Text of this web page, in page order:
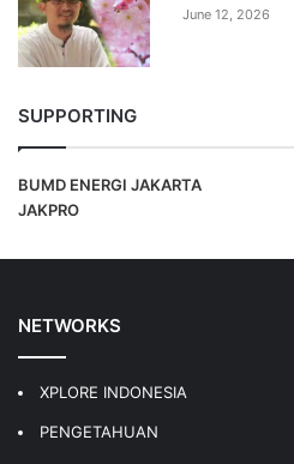
June 12, 2026
SUPPORTING
BUMD ENERGI JAKARTA
JAKPRO
NETWORKS
XPLORE INDONESIA
PENGETAHUAN